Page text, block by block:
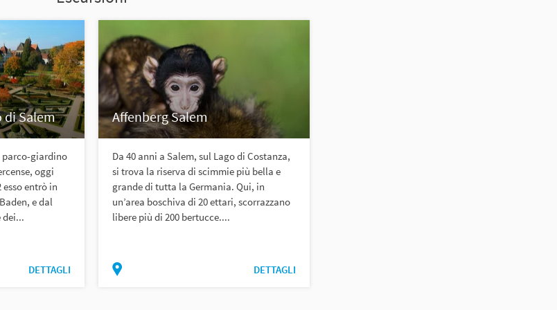
di Salem
parco-giardino
oggi
entrò in
e dal
dei...
DETTAGLI
Affenberg Salem
Da 40 anni a Salem, sul Lago di Costanza,
si trova la riserva di scimmie più bella e
grande di tutta la Germania. Qui, in
un’area boschiva di 20 ettari, scorrazzano
libere più di 200 bertucce....
DETTAGLI